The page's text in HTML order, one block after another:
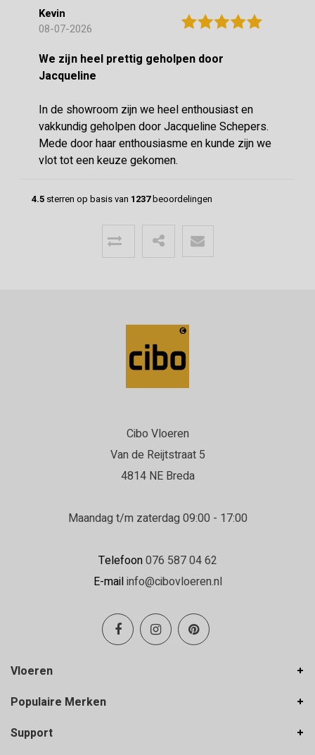
Kevin
08-07-2026
We zijn heel prettig geholpen door
Jacqueline
In de showroom zijn we heel enthousiast en
vakkundig geholpen door Jacqueline Schepers.
Mede door haar enthousiasme en kunde zijn we
vlot tot een keuze gekomen.
afleveren van de vloer en het terugbrengen van
overgebleven pakken. Een deskundige partij
waar klanttevredenheid hoog in het vaadel staat,
vloer, en de vloerenlegger was zeer deskundig
en heeft de vloer boven en beneden netjes
Hele goede service en ze denken met je
mee!
4.5 sterren op basis van 1237beoordelingen
Cibo Vloeren
Van de Reijtstraat 5
4814 NE Breda
Maandag t/m zaterdag 09:00 - 17:00
Telefoon076 587 04 62
E-mailinfo@cibovloeren.nl
Vloeren
Populaire Merken
Support